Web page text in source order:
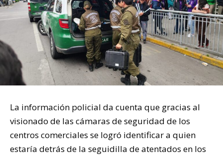
La información policial da cuenta que gracias al
visionado de las cámaras de seguridad de los
centros comerciales se logró identificar a quien
estaría detrás de la seguidilla de atentados en los